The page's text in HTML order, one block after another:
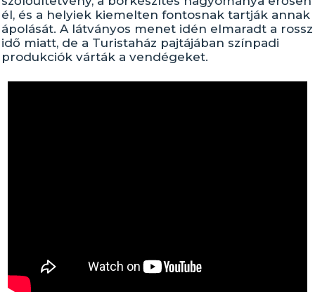
él, és a helyiek kiemelten fontosnak tartják annak
ápolását. A látványos menet idén elmaradt a rossz
idő miatt, de a Turistaház pajtájában színpadi
produkciók várták a vendégeket.